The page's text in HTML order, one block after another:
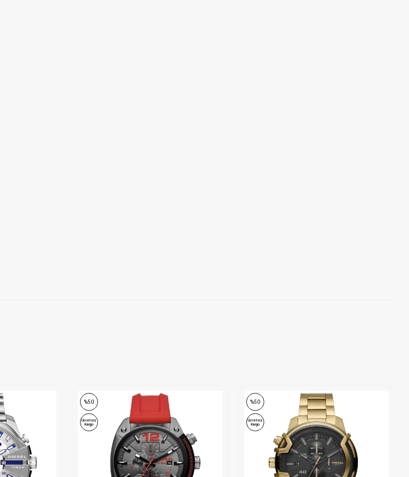
%50
Ücretsiz
Kargo
%50
Ücretsiz
Kargo